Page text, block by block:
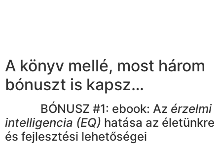
A könyv mellé, most három
bónuszt is kapsz…
BÓNUSZ #1: ebook: Az érzelmi
intelligencia (EQ) hatása az életünkre
és fejlesztési lehetőségei